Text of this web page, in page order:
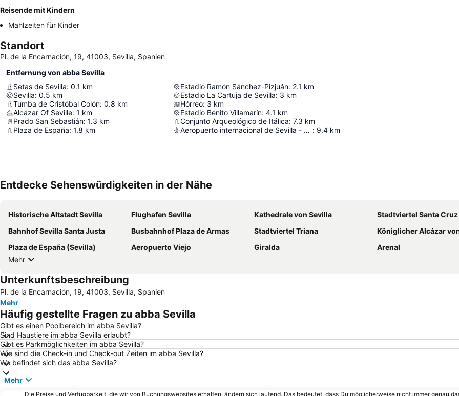
Reisende mit Kindern
Mahlzeiten für Kinder
Standort
Pl. de la Encarnación, 19, 41003, Sevilla, Spanien
Entfernung von abba Sevilla
Setas de Sevilla: 0.1 km
Sevilla: 0.5 km
Tumba de Cristóbal Colón: 0.8 km
Alcázar Of Seville: 1 km
Prado San Sebastián: 1.3 km
Plaza de España: 1.8 km
Estadio Ramón Sánchez-Pizjuán: 2.1 km
Estadio La Cartuja de Sevilla: 3 km
Hórreo: 3 km
Estadio Benito Villamarín: 4.1 km
Conjunto Arqueológico de Itálica: 7.3 km
Aeropuerto internacional de Sevilla - San Pablo : 9.4 km
Entdecke Sehenswürdigkeiten in der Nähe
Historische Altstadt Sevilla Flughafen Sevilla Kathedrale von Sevilla
Stadtviertel Santa Cruz
Bahnhof Sevilla Santa Justa
Busbahnhof Plaza de Armas Stadtviertel Triana
Königlicher Alcázar
Plaza de España (Sevilla)
Aeropuerto Viejo Giralda
Arenal
Mehr
Unterkunftsbeschreibung
Pl. de la Encarnación, 19, 41003, Sevilla, Spanien
Mehr
Häufig gestellte Fragen zu abba Sevilla
Gibt es einen Poolbereich im abba Sevilla?
Sind Haustiere im abba Sevilla erlaubt?
Gibt es Parkmöglichkeiten im abba Sevilla?
Wie sind die Check-in und Check-out Zeiten im abba Sevilla?
Wo befindet sich das abba Sevilla?
Mehr
Die Preise und Verfügbarkeit, die wir von Buchungswebsites erhalten, ändern sich laufend. Das bedeutet, dass Du möglicherweise nicht immer genau